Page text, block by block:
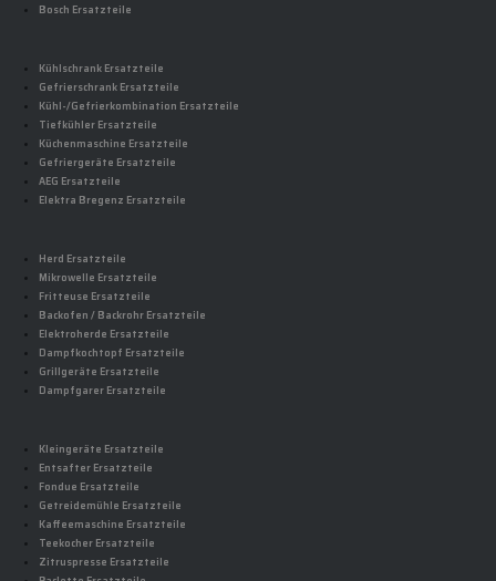
Bosch Ersatzteile
Kühlschrank Ersatzteile
Gefrierschrank Ersatzteile
Kühl-/Gefrierkombination Ersatzteile
Tiefkühler Ersatzteile
Küchenmaschine Ersatzteile
Gefriergeräte Ersatzteile
AEG Ersatzteile
Elektra Bregenz Ersatzteile
Herd Ersatzteile
Mikrowelle Ersatzteile
Fritteuse Ersatzteile
Backofen / Backrohr Ersatzteile
Elektroherde Ersatzteile
Dampfkochtopf Ersatzteile
Grillgeräte Ersatzteile
Dampfgarer Ersatzteile
Kleingeräte Ersatzteile
Entsafter Ersatzteile
Fondue Ersatzteile
Getreidemühle Ersatzteile
Kaffeemaschine Ersatzteile
Teekocher Ersatzteile
Zitruspresse Ersatzteile